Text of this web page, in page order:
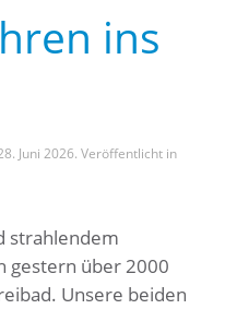
ins
Juni 2026. Veröffentlicht in
strahlendem
gestern über 2000
Unsere beiden